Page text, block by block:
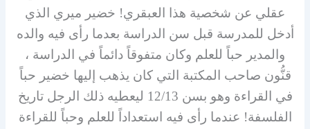
عقلي عن شخصية هذا العبقري! خضير ميري الذي
أدخل للمدرسة قبل سن الدراسة بعدما رأى فيه والده
والمدير حباً للعلم وكان متفوقاً دائماً في الدراسة ،
قنُّون صاحب المكتبة التي كان يذهب إليها خضير حباً
في القراءة وهو بسن 12/13 ليعطيه ذلك الرجل تاريخ
الفلسفة! عندما رأى فيه استعداداً للعلم وحباً للقراءة